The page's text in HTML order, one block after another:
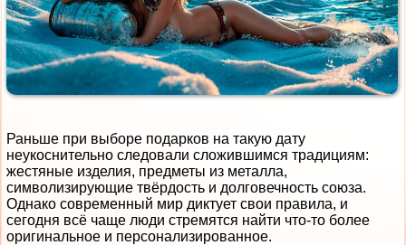
Раньше при выборе подарков на такую дату
неукоснительно следовали сложившимся традициям:
жестяные изделия, предметы из металла,
символизирующие твёрдость и долговечность союза.
Однако современный мир диктует свои правила, и
сегодня всё чаще люди стремятся найти что-то более
оригинальное и персонализированное.